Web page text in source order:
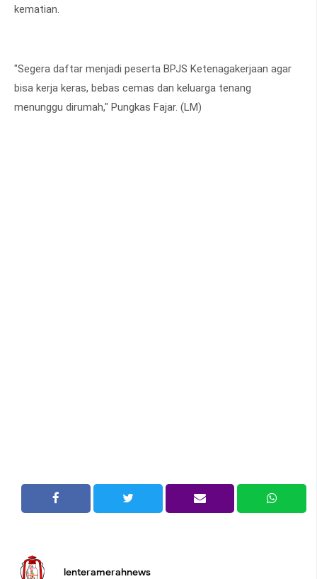
kematian.
"Segera daftar menjadi peserta BPJS Ketenagakerjaan agar
bisa kerja keras, bebas cemas dan keluarga tenang
menunggu dirumah," Pungkas Fajar. (LM)
lenteramerahnews